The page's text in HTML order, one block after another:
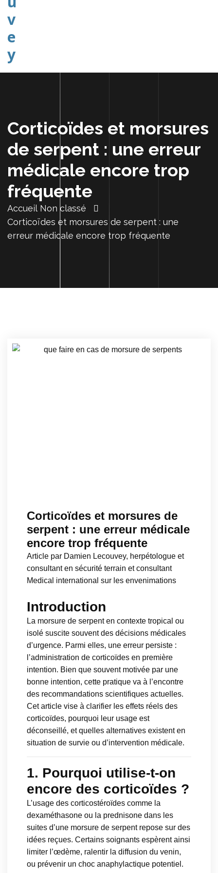
Corticoïdes et morsures
de serpent : une erreur
médicale encore trop
fréquente
Accueil Non classé
Corticoïdes et morsures de serpent : une
erreur médicale encore trop fréquente
Corticoïdes et morsures de
serpent : une erreur médicale
encore trop fréquente
Article par Damien Lecouvey, herpétologue et
consultant en sécurité terrain et consultant
Medical international sur les envenimations
Introduction
La morsure de serpent en contexte tropical ou
isolé suscite souvent des décisions médicales
d’urgence. Parmi elles, une erreur persiste :
l’administration de corticoïdes en première
intention. Bien que souvent motivée par une
bonne intention, cette pratique va à l’encontre
des recommandations scientifiques actuelles.
Cet article vise à clarifier les effets réels des
corticoïdes, pourquoi leur usage est
déconseillé, et quelles alternatives existent en
situation de survie ou d’intervention médicale.
1. Pourquoi utilise-t-on
encore des corticoïdes ?
L’usage des corticostéroïdes comme la
dexaméthasone ou la prednisone dans les
suites d’une morsure de serpent repose sur des
idées reçues. Certains soignants espèrent ainsi
limiter l’œdème, ralentir la diffusion du venin,
ou prévenir un choc anaphylactique potentiel.